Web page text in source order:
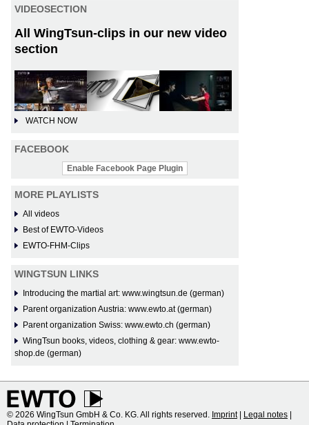
VIDEOSECTION
All WingTsun-clips in our new video
section
WATCH NOW
FACEBOOK
Enable Facebook Page Plugin
MORE PLAYLISTS
All videos
Best of EWTO-Videos
EWTO-FHM-Clips
WINGTSUN LINKS
Introducing the martial art: www.wingtsun.de (german)
Parent organization Austria: www.ewto.at (german)
Parent organization Swiss: www.ewto.ch (german)
WingTsun books, videos, clothing & gear: www.ewto-
shop.de (german)
© 2026 WingTsun GmbH & Co. KG. All rights reserved. Imprint| Legal notes |